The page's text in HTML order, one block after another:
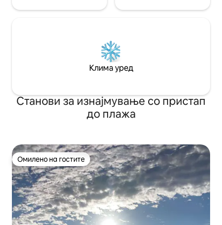
Клима уред
Станови за изнајмување со пристап
до плажа
Омилено на гостите
Омилено на гостите